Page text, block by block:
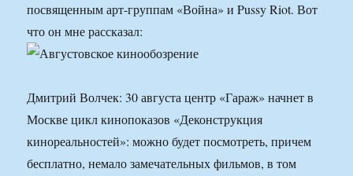
посвященным арт-группам «Война» и Pussy Riot. Вот
что он мне рассказал:
Дмитрий Волчек: 30 августа центр «Гараж» начнет в
Москве цикл кинопоказов «Деконструкция
кинореальностей»: можно будет посмотреть, причем
бесплатно, немало замечательных фильмов, в том